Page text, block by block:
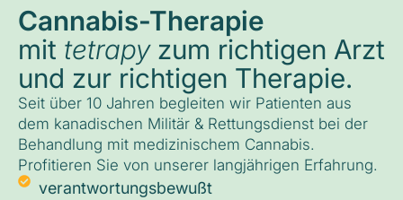
Cannabis-Therapie
mit tetrapyzum richtigen Arzt
und zur richtigen Therapie.
Seit über 10 Jahren begleiten wir Patienten aus
dem kanadischen Militär & Rettungsdienst bei der
Behandlung mit medizinischem Cannabis.
Profitieren Sie von unserer langjährigen Erfahrung.
verantwortungsbewußt